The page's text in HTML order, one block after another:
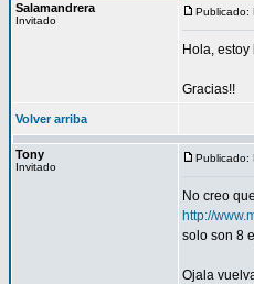
Salamandrera
Invitado
Publicado:
Hola,
Gracias!!
Volver arriba
Tony
Invitado
Publicado:
No creo
http://
solo son 8
Ojala